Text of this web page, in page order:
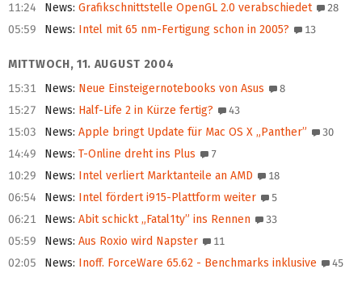
11:24 News: Grafikschnittstelle OpenGL 2.0 verabschiedet 28
05:59 News: Intel mit 65 nm-Fertigung schon in 2005? 13
MITTWOCH, 11. AUGUST 2004
15:31
News: Neue Einsteigernotebooks von Asus 8
15:27 News: Half-Life 2 in Kürze fertig? 43
15:03 News: Apple bringt Update für Mac OS X „Panther” 30
14:49 News: T-Online dreht ins Plus 7
10:29 News: Intel verliert Marktanteile an AMD 18
06:54 News: Intel fördert i915-Plattform weiter 5
06:21 News: Abit schickt „Fatal1ty” ins Rennen 33
05:59 News: Aus Roxio wird Napster 11
02:05 News: Inoff. ForceWare 65.62 - Benchmarks inklusive 45